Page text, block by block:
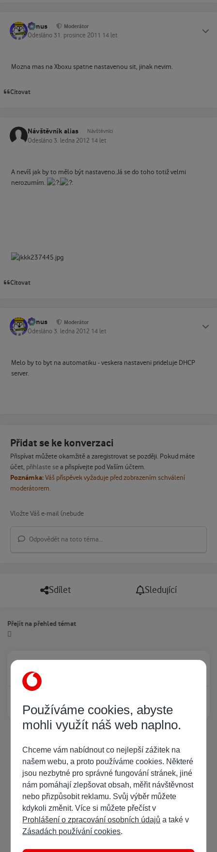
tomus Moderátor
Odesláno 31. prosince 2011 14 let
Mozna mas na Xboxu spatne nastavenou sit, jinak nevim.
Citovat
Návštěvník alias Návštěvníci
Odesláno 3. ledna 2012 14 let
A nevíš jak by to mělo být nastaveno.Já se do toho totiž velmi
nerozumím.
Citovat
tomus Moderátor
Odesláno 3. ledna 2012 14 let
Melo by to byt na automatiku - veskera nastaveni prideluje DHCP
server.
Přidat se ke konverzaci
Přispívat můžete okamžitě a zaregistrovat se později. Pokud máte
účet, přihlaste sea přispívejte pod Vaším účtem.
Poznámka:Váš příspěvek vyžaduje před zobrazením schválení
moderátorem.
Odpovědět na toto téma...
Sdílet Sledující
Přejít na přehled témat
Žádný registrovaný uživatel si neprohlíží tuto stránku
Používáme cookies, abyste
mohli využít náš web naplno.
Chceme vám nabídnout co nejlepší zážitek na
našem webu, a proto používáme cookies. Některé
jsou nezbytné pro správné fungování stránek, jiné
nám pomáhají zlepšovat obsah, měřit návštěvnost
nebo přizpůsobit reklamu. Svůj výběr můžete
kdykoli změnit. Více si můžete přečíst v
Prohlášení o zpracování osobních údajů a také v
Zásadách používání cookies.